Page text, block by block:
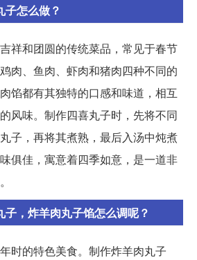
子怎么做？
祥和团圆的传统菜品，常见于春节
肉、鱼肉、虾肉和猪肉四种不同的
馅都有其独特的口感和味道，相互
风味。制作四喜丸子时，先将不同
子，再将其煮熟，最后入汤中炖煮
俱佳，寓意着四季如意，是一道非
子，炸羊肉丸子馅怎么调呢？
时的特色美食。制作炸羊肉丸子